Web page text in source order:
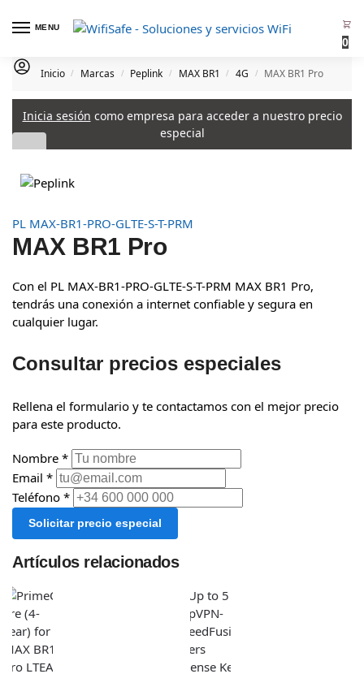
MENU
0
Inicio / Marcas / Peplink / MAX BR1 / 4G / MAX BR1 Pro
Inicia sesión como empresa para acceder a nuestro precio
especial
PL MAX-BR1-PRO-GLTE-S-T-PRM
MAX BR1 Pro
Con el PL MAX-BR1-PRO-GLTE-S-T-PRM MAX BR1 Pro,
tendrás una conexión a internet confiable y segura en
cualquier lugar.
Consultar precios especiales
Rellena el formulario y te contactamos con el mejor precio
para este producto.
Nombre *
Email *
Teléfono *
Solicitar precio especial
Artículos relacionados